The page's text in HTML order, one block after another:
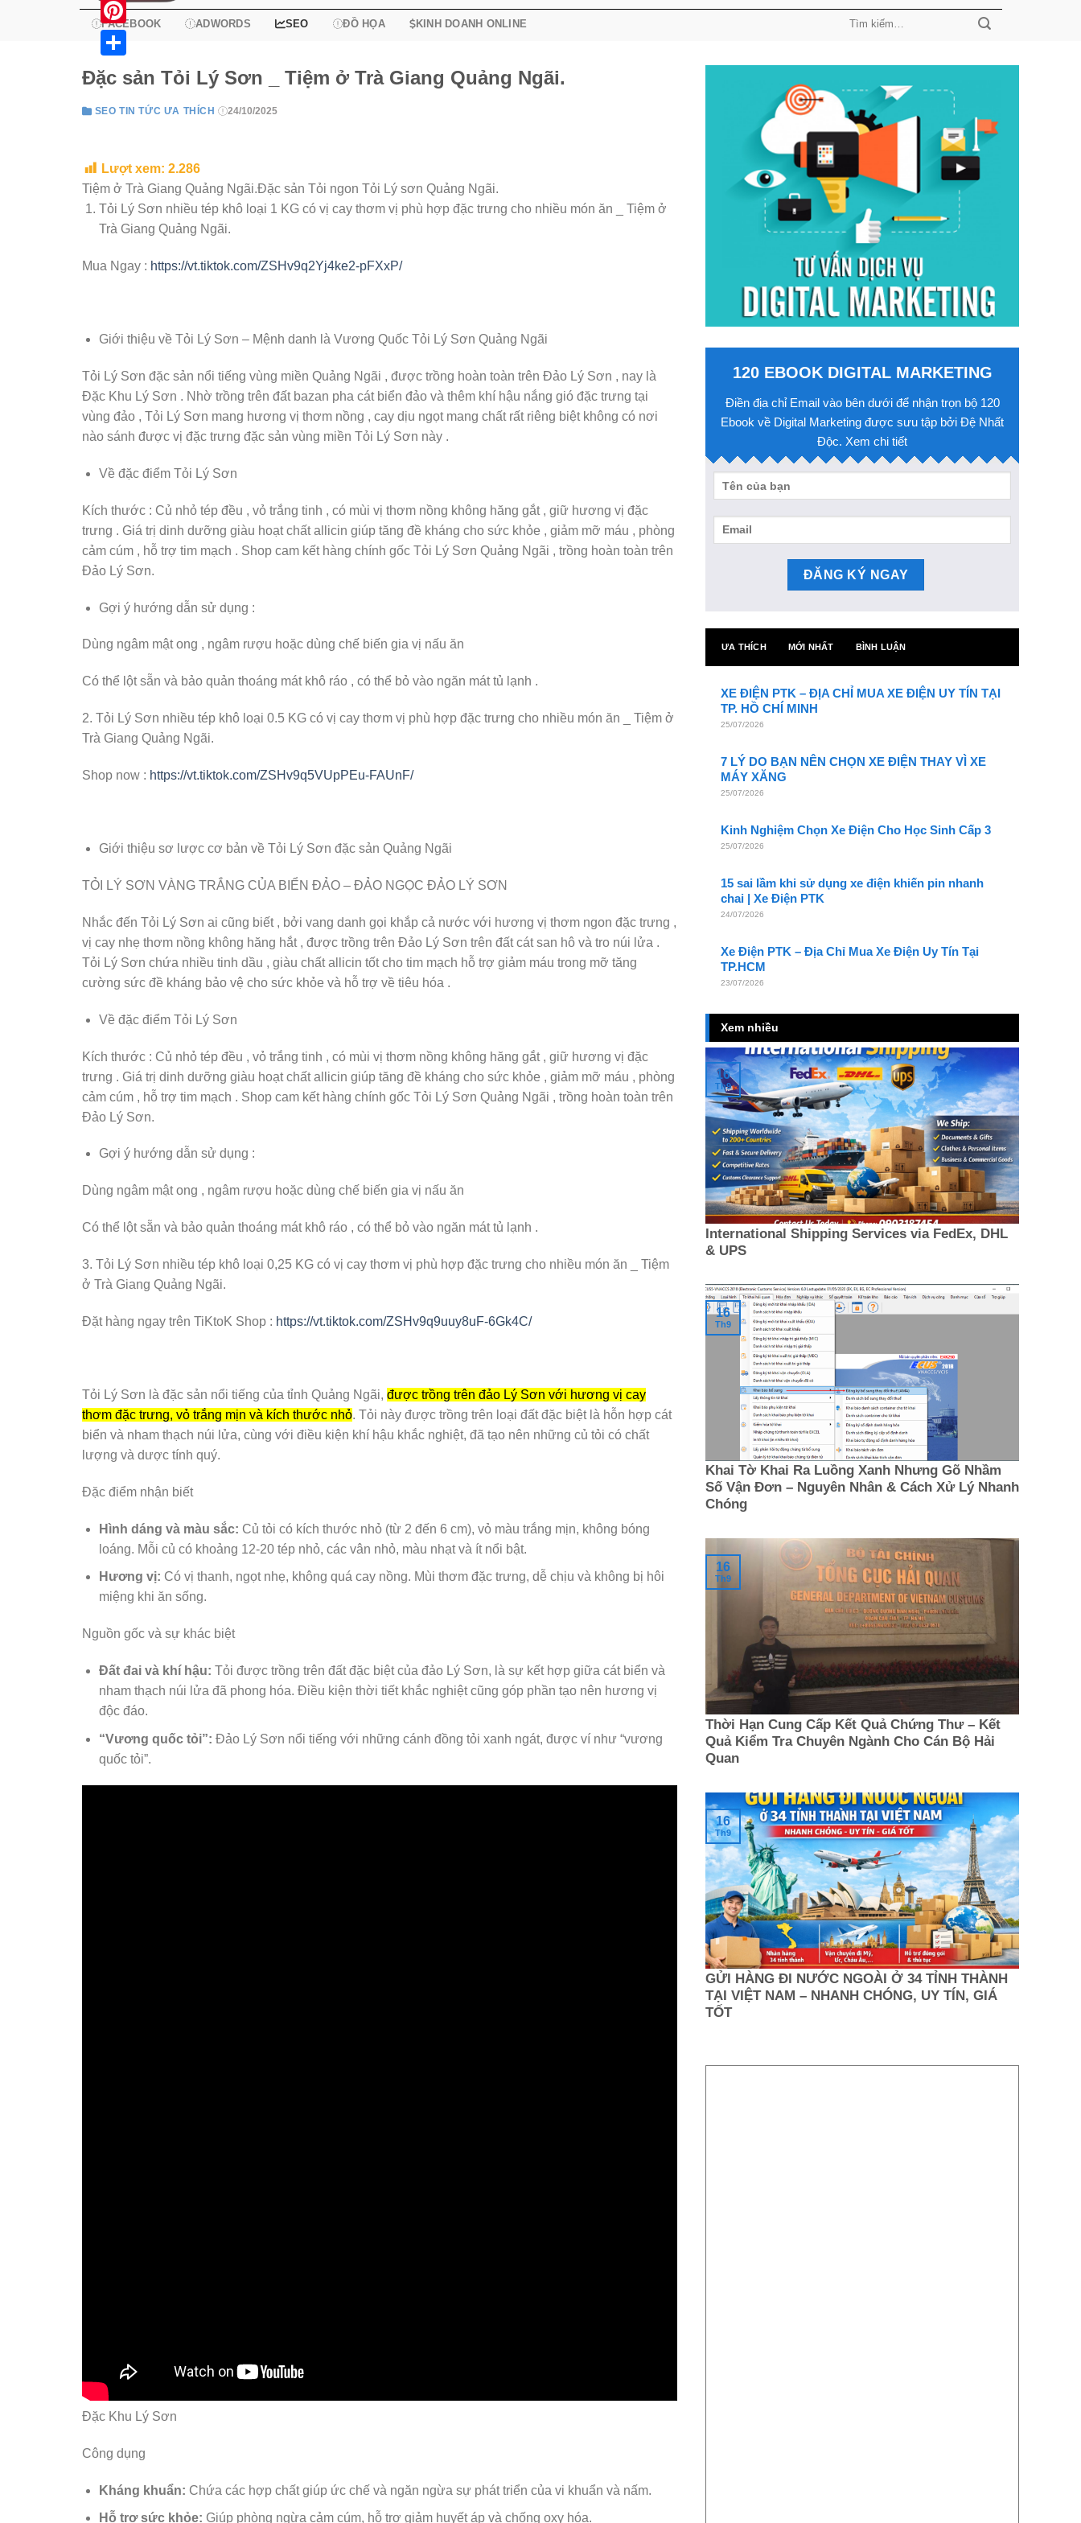
FACEBOOK ADWORDS SEO ĐỒ HỌA KINH DOANH ONLINE
Đặc sản Tỏi Lý Sơn _ Tiệm ở Trà Giang Quảng Ngãi.
SEO TIN TỨC ƯA THÍCH 24/10/2025
Lượt xem: 2.286
Tiệm ở Trà Giang Quảng Ngãi.Đặc sản Tỏi ngon Tỏi Lý sơn Quảng Ngãi.
Tỏi Lý Sơn nhiều tép khô loại 1 KG có vị cay thơm vị phù hợp đặc trưng cho nhiều món ăn _ Tiệm ở
Trà Giang Quảng Ngãi.
Mua Ngay : https://vt.tiktok.com/ZSHv9q2Yj4ke2-pFXxP/
Giới thiệu về Tỏi Lý Sơn – Mệnh danh là Vương Quốc Tỏi Lý Sơn Quảng Ngãi
Tỏi Lý Sơn đặc sản nổi tiếng vùng miền Quảng Ngãi , được trồng hoàn toàn trên Đảo Lý Sơn , nay là
Đặc Khu Lý Sơn . Nhờ trồng trên đất bazan pha cát biển đảo và thêm khí hậu nắng gió đặc trưng tại
vùng đảo , Tỏi Lý Sơn mang hương vị thơm nồng , cay dịu ngọt mang chất rất riêng biệt không có nơi
nào sánh được vị đặc trưng đặc sản vùng miền Tỏi Lý Sơn này .
Về đặc điểm Tỏi Lý Sơn
Kích thước : Củ nhỏ tép đều , vỏ trắng tinh , có mùi vị thơm nồng không hăng gắt , giữ hương vị đặc
trưng . Giá trị dinh dưỡng giàu hoạt chất allicin giúp tăng đề kháng cho sức khỏe , giảm mỡ máu , phòng
cảm cúm , hỗ trợ tim mạch . Shop cam kết hàng chính gốc Tỏi Lý Sơn Quảng Ngãi , trồng hoàn toàn trên
Đảo Lý Sơn.
Gợi ý hướng dẫn sử dụng :
Dùng ngâm mật ong , ngâm rượu hoặc dùng chế biến gia vị nấu ăn
Có thể lột sẵn và bảo quản thoáng mát khô ráo , có thể bỏ vào ngăn mát tủ lạnh .
2. Tỏi Lý Sơn nhiều tép khô loại 0.5 KG có vị cay thơm vị phù hợp đặc trưng cho nhiều món ăn _ Tiệm ở
Trà Giang Quảng Ngãi.
Shop now : https://vt.tiktok.com/ZSHv9q5VUpPEu-FAUnF/
Giới thiệu sơ lược cơ bản về Tỏi Lý Sơn đặc sản Quảng Ngãi
TỎI LÝ SƠN VÀNG TRẮNG CỦA BIỂN ĐẢO – ĐẢO NGỌC ĐẢO LÝ SƠN
Nhắc đến Tỏi Lý Sơn ai cũng biết , bởi vang danh gọi khắp cả nước với hương vị thơm ngon đặc trưng ,
vị cay nhẹ thơm nồng không hăng hắt , được trồng trên Đảo Lý Sơn trên đất cát san hô và tro núi lửa .
Tỏi Lý Sơn chứa nhiều tinh dầu , giàu chất allicin tốt cho tim mạch hỗ trợ giảm máu trong mỡ tăng
cường sức đề kháng bảo vệ cho sức khỏe và hỗ trợ về tiêu hóa .
Về đặc điểm Tỏi Lý Sơn
Kích thước : Củ nhỏ tép đều , vỏ trắng tinh , có mùi vị thơm nồng không hăng gắt , giữ hương vị đặc
trưng . Giá trị dinh dưỡng giàu hoạt chất allicin giúp tăng đề kháng cho sức khỏe , giảm mỡ máu , phòng
cảm cúm , hỗ trợ tim mạch . Shop cam kết hàng chính gốc Tỏi Lý Sơn Quảng Ngãi , trồng hoàn toàn trên
Đảo Lý Sơn.
Gợi ý hướng dẫn sử dụng :
Dùng ngâm mật ong , ngâm rượu hoặc dùng chế biến gia vị nấu ăn
Có thể lột sẵn và bảo quản thoáng mát khô ráo , có thể bỏ vào ngăn mát tủ lạnh .
3. Tỏi Lý Sơn nhiều tép khô loại 0,25 KG có vị cay thơm vị phù hợp đặc trưng cho nhiều món ăn _ Tiệm
ở Trà Giang Quảng Ngãi.
Đặt hàng ngay trên TiKtoK Shop : https://vt.tiktok.com/ZSHv9q9uuy8uF-6Gk4C/
Tỏi Lý Sơn là đặc sản nổi tiếng của tỉnh Quảng Ngãi, được trồng trên đảo Lý Sơn với hương vị cay
thơm đặc trưng, vỏ trắng mịn và kích thước nhỏ. Tỏi này được trồng trên loại đất đặc biệt là hỗn hợp cát
biển và nham thạch núi lửa, cùng với điều kiện khí hậu khắc nghiệt, đã tạo nên những củ tỏi có chất
lượng và dược tính quý.
Đặc điểm nhận biết
Hình dáng và màu sắc: Củ tỏi có kích thước nhỏ (từ 2 đến 6 cm), vỏ màu trắng mịn, không bóng
loáng. Mỗi củ có khoảng 12-20 tép nhỏ, các vân nhỏ, màu nhạt và ít nổi bật.
Hương vị: Có vị thanh, ngọt nhẹ, không quá cay nồng. Mùi thơm đặc trưng, dễ chịu và không bị hôi
miệng khi ăn sống.
Nguồn gốc và sự khác biệt
Đất đai và khí hậu: Tỏi được trồng trên đất đặc biệt của đảo Lý Sơn, là sự kết hợp giữa cát biển và
nham thạch núi lửa đã phong hóa. Điều kiện thời tiết khắc nghiệt cũng góp phần tạo nên hương vị
độc đáo.
“Vương quốc tỏi”: Đảo Lý Sơn nổi tiếng với những cánh đồng tỏi xanh ngát, được ví như “vương
quốc tỏi”.
Đặc Khu Lý Sơn
Công dụng
Kháng khuẩn: Chứa các hợp chất giúp ức chế và ngăn ngừa sự phát triển của vi khuẩn và nấm.
Hỗ trợ sức khỏe: Giúp phòng ngừa cảm cúm, hỗ trợ giảm huyết áp và chống oxy hóa.
120 EBOOK DIGITAL MARKETING
Điền địa chỉ Email vào bên dưới để nhận trọn bộ 120
Ebook về Digital Marketing được sưu tập bởi Đệ Nhất
Độc. Xem chi tiết
ƯA THÍCH MỚI NHẤT BÌNH LUẬN
XE ĐIỆN PTK – ĐỊA CHỈ MUA XE ĐIỆN UY TÍN TẠI
TP. HỒ CHÍ MINH
25/07/2026
7 LÝ DO BẠN NÊN CHỌN XE ĐIỆN THAY VÌ XE
MÁY XĂNG
25/07/2026
Kinh Nghiệm Chọn Xe Điện Cho Học Sinh Cấp 3
25/07/2026
15 sai lầm khi sử dụng xe điện khiến pin nhanh
chai | Xe Điện PTK
24/07/2026
Xe Điện PTK – Địa Chỉ Mua Xe Điện Uy Tín Tại
TP.HCM
23/07/2026
Xem nhiều
International Shipping Services via FedEx, DHL
& UPS
16
Th9
Khai Tờ Khai Ra Luồng Xanh Nhưng Gõ Nhầm
Số Vận Đơn – Nguyên Nhân & Cách Xử Lý Nhanh
Chóng
16
Th9
Thời Hạn Cung Cấp Kết Quả Chứng Thư – Kết
Quả Kiểm Tra Chuyên Ngành Cho Cán Bộ Hải
Quan
16
Th9
GỬI HÀNG ĐI NƯỚC NGOÀI Ở 34 TỈNH THÀNH
TẠI VIỆT NAM – NHANH CHÓNG, UY TÍN, GIÁ
TỐT
16
Th9
X
Pinterest
Share